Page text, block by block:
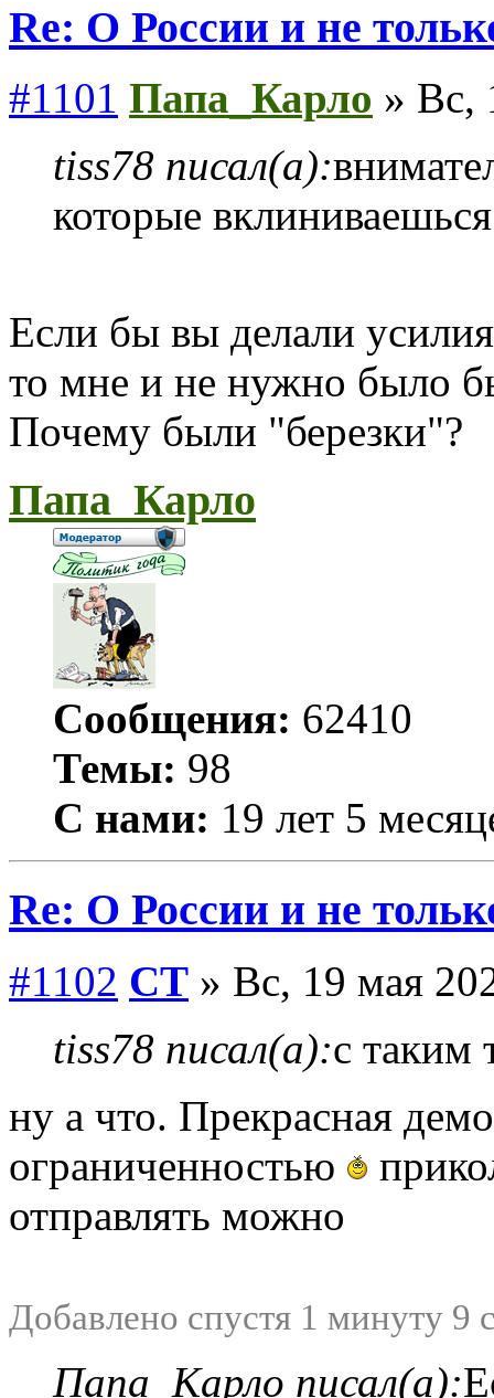
Re: О России и не
#1101 Папа_Карло » Вс,
tiss78 писал(а):
которые вклиниваешься
Если бы вы делали
то мне и не нужно было
Почему были "березки"?
Папа_Карло
Сообщения: 62410
Темы: 98
С нами: 19 лет 5
Re: О России и не
#1102 СТ » Вс, 19 мая
tiss78 писал(а):с таким
ну а что. Прекрасная
ограниченностью
отправлять можно
Добавлено спустя 1 минуту 9
Папа_Карло писал(а):